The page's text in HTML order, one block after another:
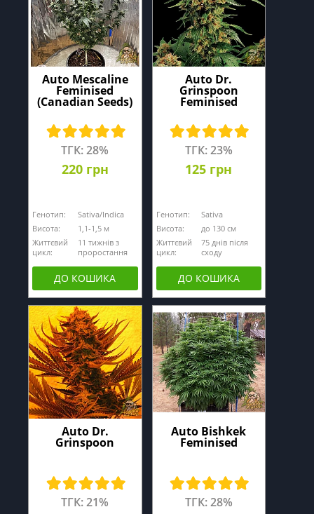
Auto Mescaline
Feminised
(Canadian Seeds)
ТГК: 28%
220 грн
Генотип:
Sativa/Indica
Висота:
1,1-1,5 м
Життєвий
цикл:
11 тижнів з
проростання
ДО КОШИКА
Auto Dr.
Grinspoon
Feminised
ТГК: 23%
125 грн
Генотип:
Sativa
Висота:
до 130 см
Життєвий
цикл:
75 днів після
сходу
ДО КОШИКА
Auto Dr.
Grinspoon
ТГК: 21%
Auto Bishkek
Feminised
ТГК: 28%